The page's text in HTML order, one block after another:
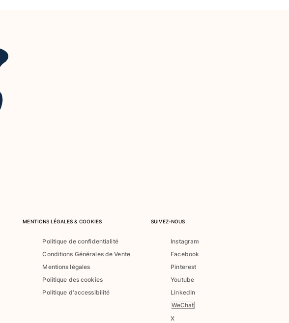
MENTIONS LÉGALES & COOKIES
Politique de confidentialité
Conditions Générales de Vente
Mentions légales
Politique des cookies
Politique d'accessibilité
SUIVEZ-NOUS
Instagram
Facebook
Pinterest
Youtube
LinkedIn
WeChat
X